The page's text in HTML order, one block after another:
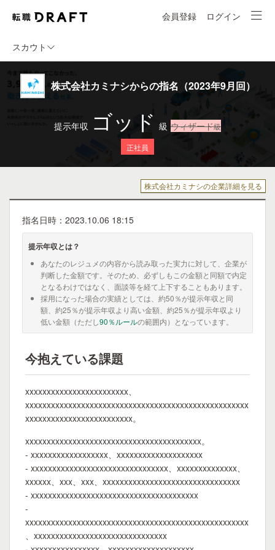
会員登録 ログイン
スカウト
株式会社カミナシからの指名（2023年9月回）
提示年収 ゴッド 級 ウィザード級
正社員
株式会社カミナシの企業詳細を見る
指名日時：2023.10.06 18:15
提示年収とは？
あなたのレジュメの内容から読み取った実力に対して、企業が
判断した金額です。そのため、必ずしもこの金額と同額で内定
となるわけではなく、面談等を経て上下することもあります。
採用になった場合の実績としては、約50％が提示年収と同
額、約25％が提示年収より高い金額、約25％が提示年収より
低い金額（ただし90％ルールの範囲内）となっています。
今抱えている課題
xxxxxxxxxxxxxxxxxxxxxxxx、
xxxxxxxxxxxxxxxxxxxxxxxxxxxxxxxxxxxxxxxxxxxxxxxxxxxx
xxxxxxxxxxxxxxxxxxxxxxxxx。
xxxxxxxxxxxxxxxxxxxxxxxxxxxxxxxxxxxxxxxxx。
- xxxxxxxxxxxxxxxxxx、xxxxxxxxxxxxxxxxxxxx
- xxxxxxxxxxxxxxxxxxxxxxxxxxxxxxxx、xxxxxxxxxxxxxx、
xxxxxx、xxx、xxx、xxxxxxxxxxxxxxxxxxxxxxxxxxxxxxxx
- xxxxxxxxxxxxxxxxxxxxxxxxxxxxxxxxxxxxxxx
-
xxxxxxxxxxxxxxxxxxxxxxxxxxxxxxxxxxxxxxxxxxxxxxxxxxxx
、xxxxxxxxxxxxxxxxxxxxxxxxxxxxxxx